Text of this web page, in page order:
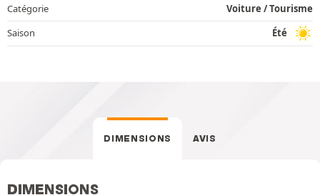
Catégorie
Voiture / Tourisme
Saison
Été
DIMENSIONS AVIS
DIMENSIONS